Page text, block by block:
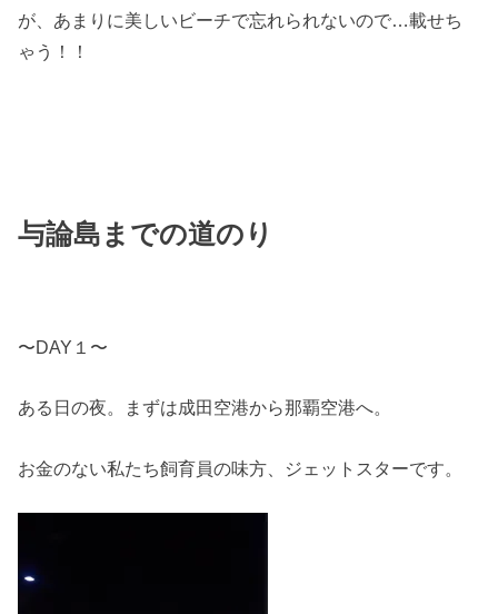
が、あまりに美しいビーチで忘れられないので…載せち
ゃう！！
与論島までの道のり
〜DAY１〜
ある日の夜。まずは成田空港から那覇空港へ。
お金のない私たち飼育員の味方、ジェットスターです。